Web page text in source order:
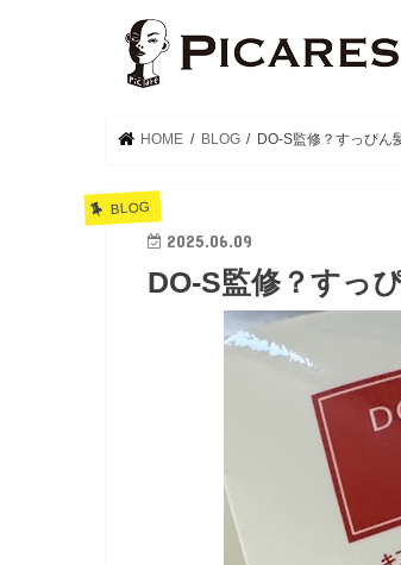
HOME BLOG DO-S監修？すっぴん
BLOG
2025.06.09
DO-S監修？すっ